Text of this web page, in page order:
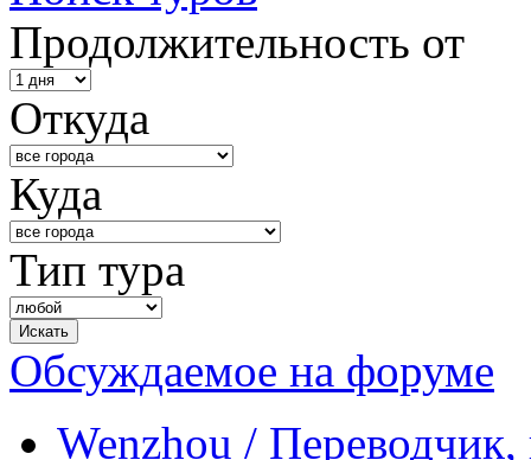
Продолжительность от
Откуда
Куда
Тип тура
Обсуждаемое на форуме
Wenzhou / Переводчик,